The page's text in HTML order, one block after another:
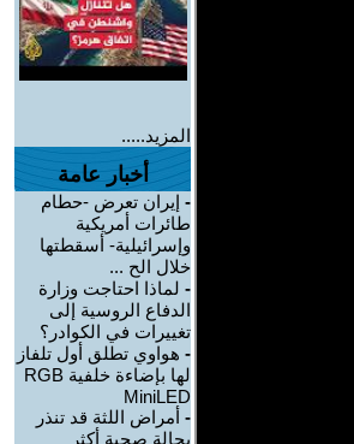
المزيد.....
أخبار عامة
- إيران تعرض -حطام
طائرات أمريكية
وإسرائيلية- أسقطتها
خلال الح ...
- لماذا احتاجت وزارة
الدفاع الروسية إلى
تغييرات في الكوادر؟
- هواوي تطلق أول تلفاز
لها بإضاءة خلفية RGB
MiniLED
- أمراض اللثة قد تنذر
بحالة صحية أكثر